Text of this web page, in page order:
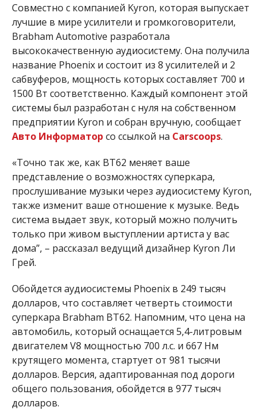
Совместно с компанией Kyron, которая выпускает
лучшие в мире усилители и громкоговорители,
Brabham Automotive разработала
высококачественную аудиосистему. Она получила
название Phoenix и состоит из 8 усилителей и 2
сабвуферов, мощность которых составляет 700 и
1500 Вт соответственно. Каждый компонент этой
системы был разработан с нуля на собственном
предприятии Kyron и собран вручную, сообщает
Авто Информатор со ссылкой на Carscoops.
«Точно так же, как BT62 меняет ваше
представление о возможностях суперкара,
прослушивание музыки через аудиосистему Kyron,
также изменит ваше отношение к музыке. Ведь
система выдает звук, который можно получить
только при живом выступлении артиста у вас
дома”, – рассказал ведущий дизайнер Kyron Ли
Грей.
Обойдется аудиосистемы Phoenix в 249 тысяч
долларов, что составляет четверть стоимости
суперкара Brabham BT62. Напомним, что цена на
автомобиль, который оснащается 5,4-литровым
двигателем V8 мощностью 700 л.с. и 667 Нм
крутящего момента, стартует от 981 тысячи
долларов. Версия, адаптированная под дороги
общего пользования, обойдется в 977 тысяч
долларов.